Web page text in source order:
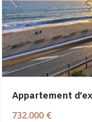
732.000 €